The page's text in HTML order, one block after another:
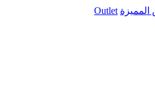
المميزة Outlet